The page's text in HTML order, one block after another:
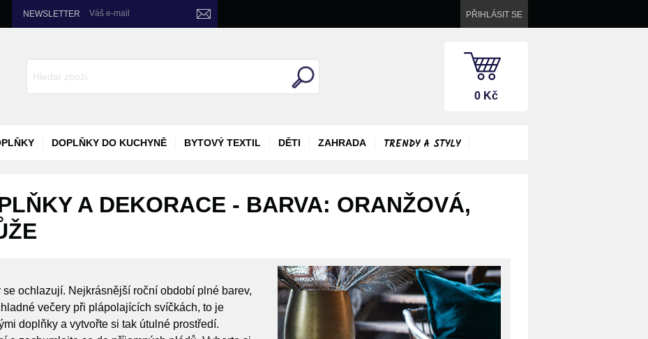
NEWSLETTER Váš e-mail PŘIHLÁSIT SE
0 Kč
DOPLŇKY DO KUCHYNĚ BYTOVÝ TEXTIL DĚTI ZAHRADA TRENDY A STYLY
A DEKORACE - BARVA: ORANŽOVÁ,
ochlazují. Nejkrásnější roční období plné barev,
večery při plápolajících svíčkách, to je
doplňky a vytvořte si tak útulné prostředí.